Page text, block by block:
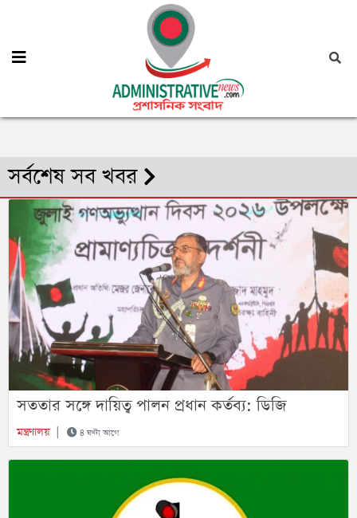
সর্বশেষ সব খবর
সততার সঙ্গে দায়িত্ব পালন প্রধান কর্তব্য: ডিজি
মন্ত্রণালয় ৪ ঘণ্টা আগে